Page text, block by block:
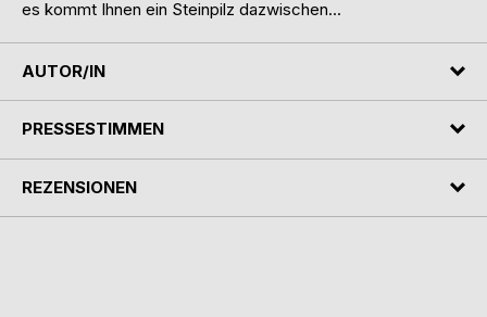
es kommt Ihnen ein Steinpilz dazwischen...
AUTOR/IN
PRESSESTIMMEN
REZENSIONEN